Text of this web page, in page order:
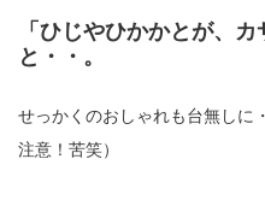
「ひじやひかかとが、
と・・。
せっかくのおしゃれも台無し
注意！苦笑）